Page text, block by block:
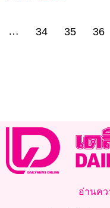
… 34 35 36
อ่านคว